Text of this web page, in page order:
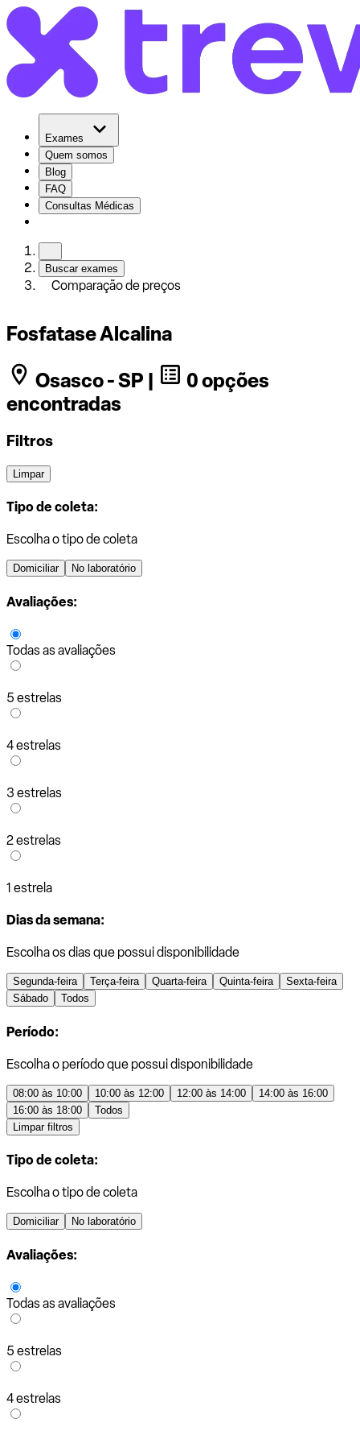
Exames
Quem somos
Blog
FAQ
Consultas Médicas
Buscar exames
Comparação de preços
Fosfatase Alcalina
Osasco - SP |
0 opções
encontradas
Filtros
Limpar
Tipo de coleta:
Escolha o tipo de coleta
Domiciliar No laboratório
Avaliações:
Todas as avaliações
5 estrelas
4 estrelas
3 estrelas
2 estrelas
1 estrela
Dias da semana:
Escolha os dias que possui disponibilidade
Segunda-feira Terça-feira Quarta-feira Quinta-feira
Sexta-feira
Sábado
Todos
Período:
Escolha o período que possui disponibilidade
08:00 às 10:00 10:00 às 12:00 12:00 às 14:00
14:00 às 16:00
16:00 às 18:00
Todos
Limpar filtros
Tipo de coleta:
Escolha o tipo de coleta
Domiciliar No laboratório
Avaliações:
Todas as avaliações
5 estrelas
4 estrelas